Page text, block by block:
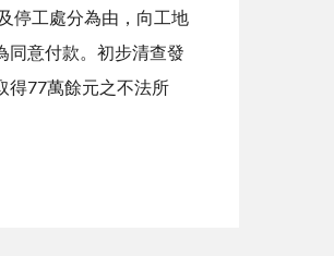
停工處分為由，向工地
同意付款。初步清查發
得77萬餘元之不法所